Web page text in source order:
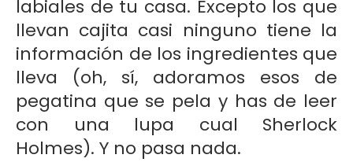
labiales de tu casa. Excepto los que
llevan cajita casi ninguno tiene la
información de los ingredientes que
lleva (oh, sí, adoramos esos de
pegatina que se pela y has de leer
con una lupa cual Sherlock
Holmes). Y no pasa nada.